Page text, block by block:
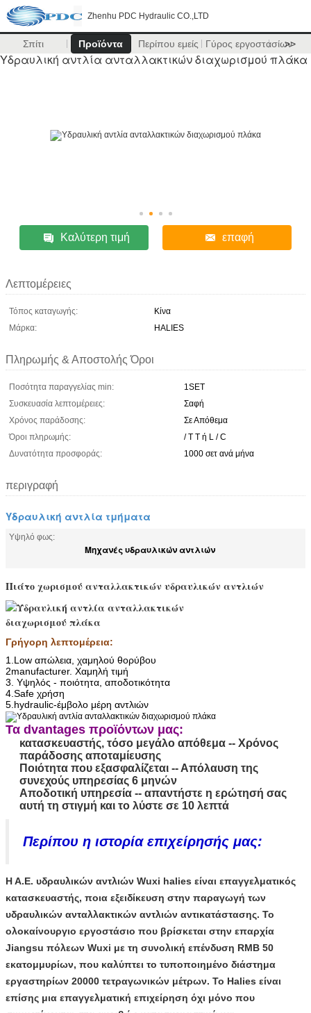
Zhenhu PDC Hydraulic CO.,LTD
Σπίτι Προϊόντα Περίπου εμείς Γύρος εργοστασίων
>>
Υδραυλική αντλία ανταλλακτικών διαχωρισμού πλάκα
Καλύτερη τιμή επαφή
Λεπτομέρειες
Τόπος καταγωγής:
Κίνα
Μάρκα:
HALIES
Πληρωμής & Αποστολής Όροι
Ποσότητα παραγγελίας min:
1SET
Συσκευασία λεπτομέρειες:
Σαφή
Χρόνος παράδοσης:
Σε Απόθεμα
Όροι πληρωμής:
/ T T ή L / C
Δυνατότητα προσφοράς:
1000 σετ ανά μήνα
περιγραφή
Υδραυλική αντλία τμήματα
Υψηλό φως:
Μηχανές υδραυλικών αντλιών
Πιάτο χωρισμού ανταλλακτικών υδραυλικών αντλιών
Γρήγορη λεπτομέρεια:
1.Low απώλεια, χαμηλού θορύβου
2manufacturer. Χαμηλή τιμή
3. Υψηλός - ποιότητα, αποδοτικότητα
4.Safe χρήση
5.hydraulic-έμβολο μέρη αντλιών
Τα dvantages προϊόντων μας:
κατασκευαστής, τόσο μεγάλο απόθεμα -- Χρόνος
παράδοσης αποταμίευσης
Ποιότητα που εξασφαλίζεται -- Απόλαυση της
συνεχούς υπηρεσίας 6 μηνών
Αποδοτική υπηρεσία -- απαντήστε η ερώτησή σας
αυτή τη στιγμή και το λύστε σε 10 λεπτά
Περίπου η ιστορία επιχείρησής μας:
Η Α.Ε. υδραυλικών αντλιών Wuxi halies είναι επαγγελματικός
κατασκευαστής, ποια εξειδίκευση στην παραγωγή των
υδραυλικών ανταλλακτικών αντλιών αντικατάστασης. Το
ολοκαίνουργιο εργοστάσιο που βρίσκεται στην επαρχία
Jiangsu πόλεων Wuxi με τη συνολική επένδυση RMB 50
εκατομμυρίων, που καλύπτει το τυποποιημένο διάστημα
εργαστηρίων 20000 τετραγωνικών μέτρων. Το Halies είναι
επίσης μια επαγγελματική επιχείρηση όχι μόνο που